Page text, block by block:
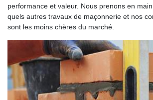
performance et valeur. Nous prenons en
quels autres travaux de maçonnerie et nos
sont les moins chères du marché.